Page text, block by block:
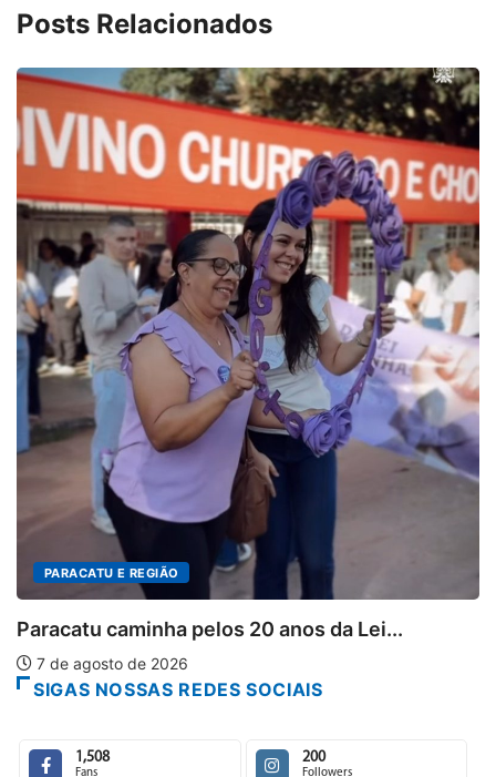
Posts Relacionados
PARACATU E REGIÃO
Paracatu caminha pelos 20 anos da Lei...
7 de agosto de 2026
SIGAS NOSSAS REDES SOCIAIS
1,508
Fans
200
Followers